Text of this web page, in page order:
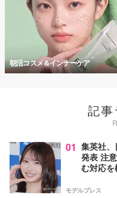
朝活コスメ＆インナーケア
記
01 集英社
発表 注
む対応を
モデルプレス